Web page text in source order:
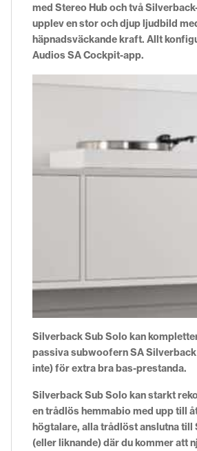
med Stereo Hub och två
upplev en stor och djup ljudbild
häpnadsväckande kraft. Allt
Audios SA Cockpit-app.
Silverback Sub Solo kan
passiva subwoofern SA
inte) för extra bra bas-prestanda.
Silverback Sub Solo kan starkt
en trådlös hemmabio med upp till
högtalare, alla trådlöst anslutna till
(eller liknande) där du kommer att